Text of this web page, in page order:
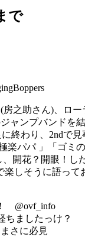
で
之助さん)、ロー
ャンプバンドを
終わり、2ndで見
楽パパ 」「ゴミ
開花？開眼！し
しそうに語って
@ovf_info
ちましたっけ？
さに必見